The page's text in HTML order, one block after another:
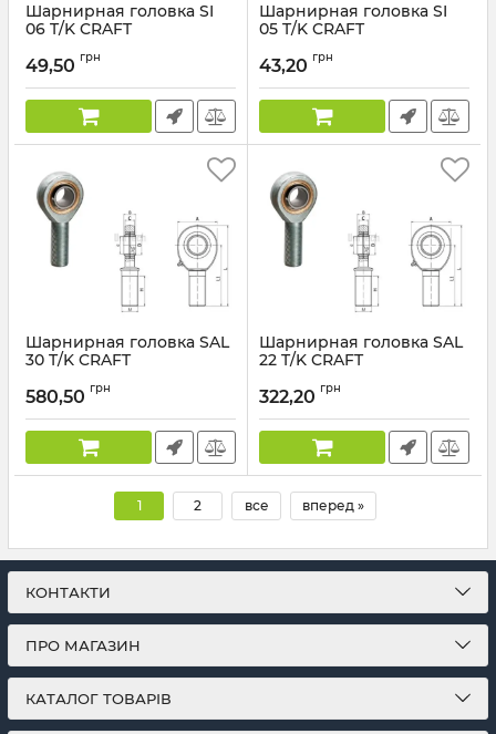
Шарнирная головка SI
06 T/K CRAFT
49,50 грн
Шарнирная головка SI
05 T/K CRAFT
43,20 грн
Шарнирная головка SAL
30 T/K CRAFT
580,50 грн
Шарнирная головка SAL
22 T/K CRAFT
322,20 грн
1 2 все вперед »
КОНТАКТИ
ПРО МАГАЗИН
КАТАЛОГ ТОВАРІВ